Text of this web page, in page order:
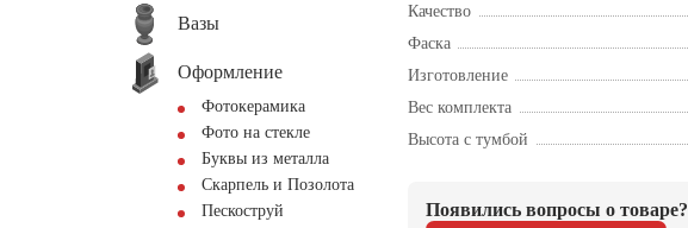
Вазы
Оформление
Фотокерамика
Фото на стекле
Буквы из металла
Скарпель и Позолота
Пескоструй
Качество
Фаска
Изготовление
Вес комплекта
Высота с тумбой
Появились вопросы о товаре?